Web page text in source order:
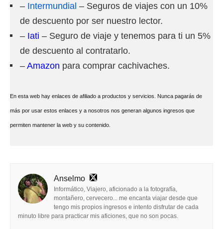
– Intermundial – Seguros de viajes con un 10%
de descuento por ser nuestro lector.
– Iati – Seguro de viaje y tenemos para ti un 5%
de descuento al contratarlo.
– Amazon para comprar cachivaches.
En esta web hay enlaces de afiliado a productos y servicios. Nunca pagarás de
más por usar estos enlaces y a nosotros nos generan algunos ingresos que
permiten mantener la web y su contenido.
Anselmo
Informático, Viajero, aficionado a la fotografía,
montañero, cervecero... me encanta viajar desde que
tengo mis propios ingresos e intento disfrutar de cada
minuto libre para practicar mis aficiones, que no son pocas.